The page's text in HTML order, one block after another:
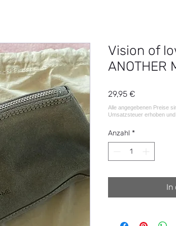
Vision of
ANOTHER
29,95 €
Anzahl *
In